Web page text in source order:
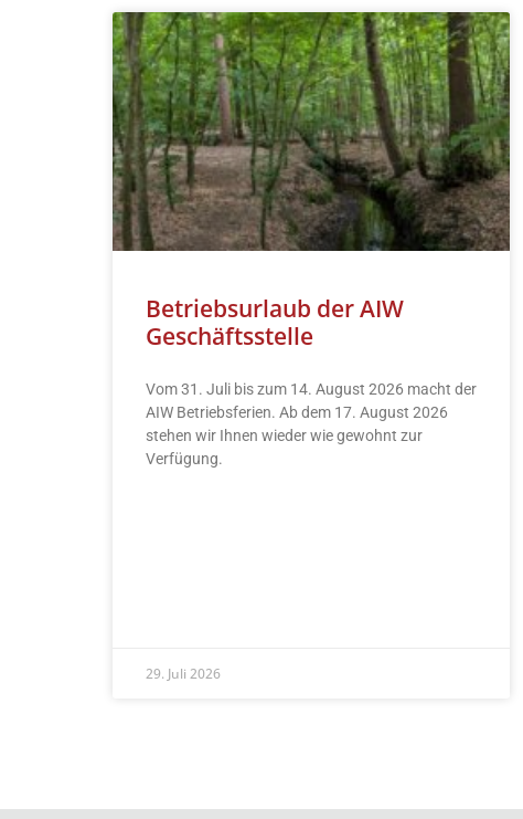
Betriebsurlaub der AIW
Geschäftsstelle
Vom 31. Juli bis zum 14. August 2026 macht der
AIW Betriebsferien. Ab dem 17. August 2026
stehen wir Ihnen wieder wie gewohnt zur
Verfügung.
29. Juli 2026